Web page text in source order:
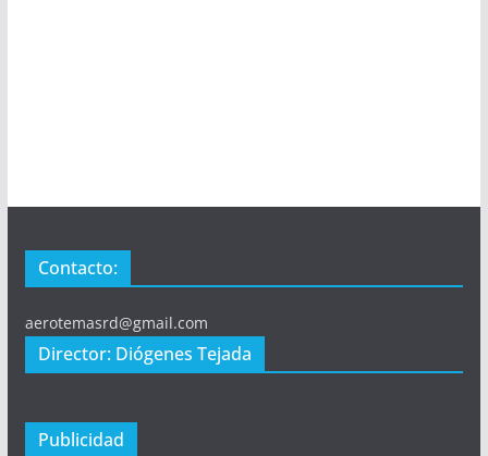
Contacto:
aerotemasrd@gmail.com
Director: Diógenes Tejada
Publicidad